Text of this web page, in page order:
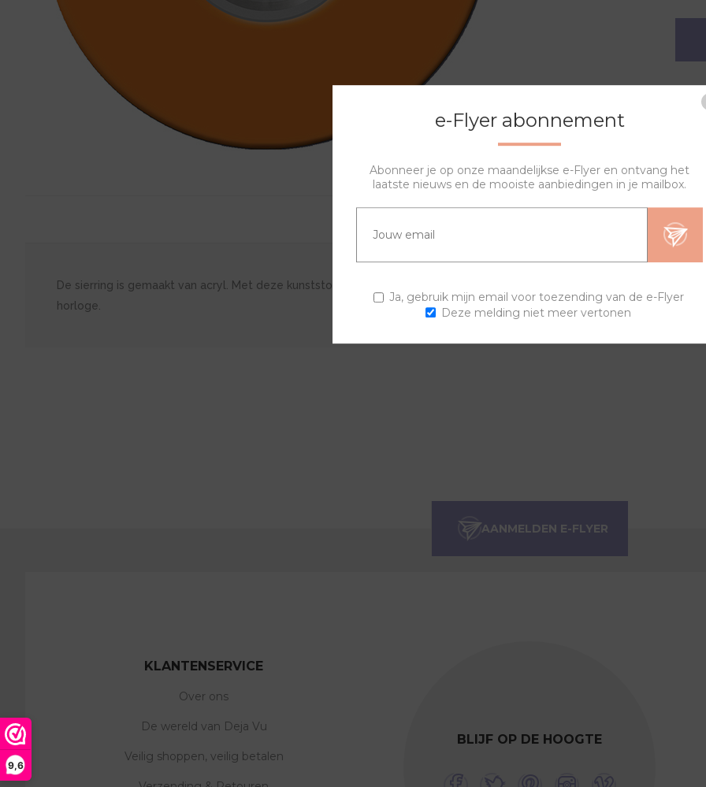
9,6
VRAGEN?
De sierring is gemaakt van acryl. Met deze kunststof sierring en een van de banden kan je zelf je horloge samenstellen.
horloge.
BLIJF OP DE HOOGTE
KLANTENSERVICE
Over ons
De wereld van Deja Vu
Veilig shoppen, veilig betalen
e-Flyer abonnement
Abonneer je op onze maandelijkse e-Flyer en ontvang het
laatste nieuws en de mooiste aanbiedingen in je mailbox.
Ja, gebruik mijn email voor toezending van de e-Flyer
Deze melding niet meer vertonen